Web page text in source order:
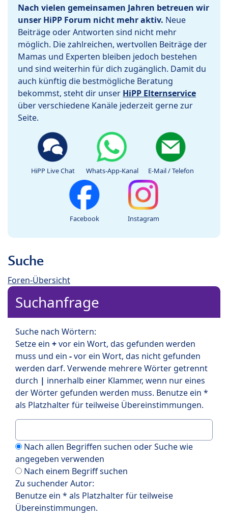
Nach vielen gemeinsamen Jahren betreuen wir
unser HiPP Forum nicht mehr aktiv. Neue
Beiträge oder Antworten sind nicht mehr
möglich. Die zahlreichen, wertvollen Beiträge der
Mamas und Experten bleiben jedoch bestehen
und sind weiterhin für dich zugänglich. Damit du
auch künftig die bestmögliche Beratung
bekommst, steht dir unser HiPP Elternservice
über verschiedene Kanäle jederzeit gerne zur
Seite.
HiPP Live Chat Whats-App-Kanal E-Mail / Telefon
Facebook Instagram
Suche
Foren-Übersicht
Suchanfrage
Suche nach Wörtern:
Setze ein +vor ein Wort, das gefunden werden
muss und ein -vor ein Wort, das nicht gefunden
werden darf. Verwende mehrere Wörter getrennt
durch | innerhalb einer Klammer, wenn nur eines
der Wörter gefunden werden muss. Benutze ein *
als Platzhalter für teilweise Übereinstimmungen.
Nach allen Begriffen suchen oder Suche wie
angegeben verwenden
Nach einem Begriff suchen
Zu suchender Autor:
Benutze ein * als Platzhalter für teilweise
Übereinstimmungen.